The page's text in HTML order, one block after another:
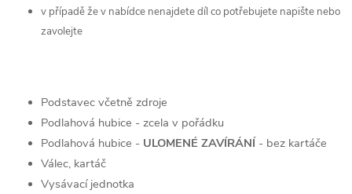
v případě že v nabídce nenajdete díl co potřebujete napište nebo
zavolejte
Podstavec včetně zdroje
Podlahová hubice - zcela v pořádku
Podlahová hubice - ULOMENÉ ZAVÍRÁNÍ - bez kartáče
Válec, kartáč
Vysávací jednotka